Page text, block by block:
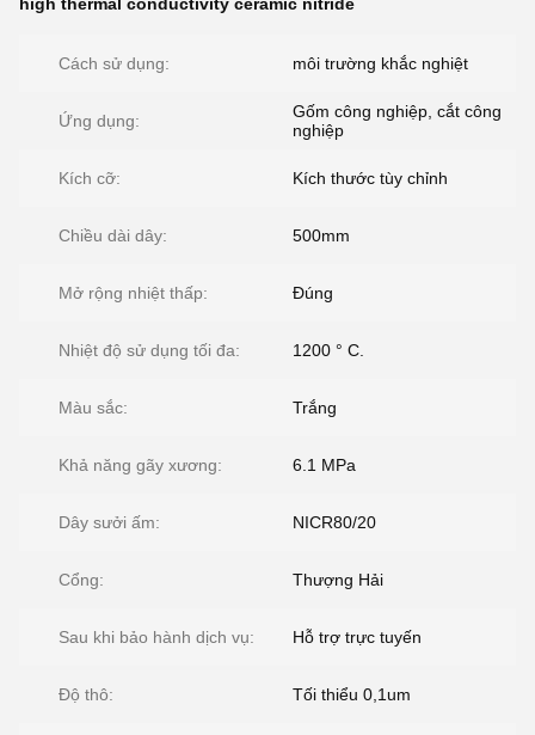
Cách sử dụng: môi trường khắc nghiệt
Ứng dụng:
Gốm công nghiệp, cắt công
nghiệp
Kích cỡ: Kích thước tùy chỉnh
Chiều dài dây: 500mm
Mở rộng nhiệt thấp: Đúng
Nhiệt độ sử dụng tối đa: 1200 ° C.
Màu sắc: Trắng
Khả năng gãy xương: 6.1 MPa
Dây sưởi ấm: NICR80/20
Cổng: Thượng Hải
Sau khi bảo hành dịch vụ: Hỗ trợ trực tuyến
Độ thô: Tối thiểu 0,1um